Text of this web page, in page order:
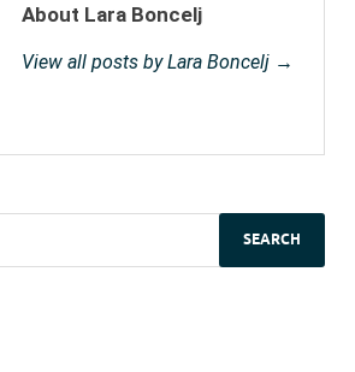
About Lara Boncelj
View all posts by Lara Boncelj →